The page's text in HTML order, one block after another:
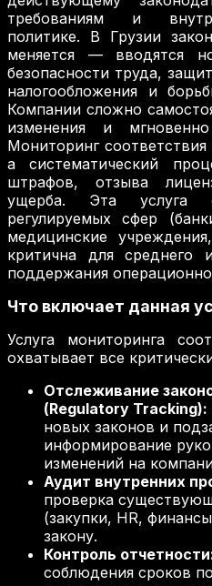
требованиям и
политике. В Грузии
меняется — вводятся
безопасности труда,
налогообложения и
Компании сложно
изменения и
Мониторинг
а систематический
штрафов, отзыва
ущерба. Эта услуга
регулируемых сфер
медицинские
критична для среднего
поддержания
Что включает данная
Услуга мониторинга
охватывает все
Отслеживание
(Regulatory Tracking):
новых законов и
информирование
изменений на
Аудит внутренних
проверка
(закупки, HR,
закону.
Контроль
соблюдения сроков